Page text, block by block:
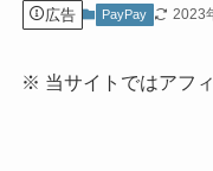
広告 PayPay 2023
※ 当サイトではアフ